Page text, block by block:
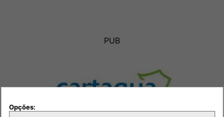
PUB
Opções: